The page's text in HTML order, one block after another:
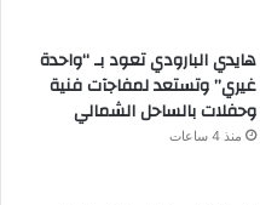
هايدي البارودي تعود بـ “واحدة
غيري” وتستعد لمفاجآت فنية
وحفلات بالساحل الشمالي
منذ 4 ساعات